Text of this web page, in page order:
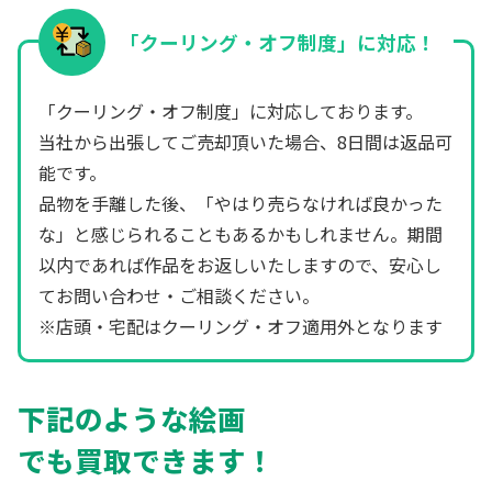
「クーリング・オフ制度」に対応！
「クーリング・オフ制度」に対応しております。
当社から出張してご売却頂いた場合、8日間は返品可
能です。
品物を手離した後、「やはり売らなければ良かった
な」と感じられることもあるかもしれません。期間
以内であれば作品をお返しいたしますので、安心し
てお問い合わせ・ご相談ください。
※店頭・宅配はクーリング・オフ適用外となります
下記のような絵画
でも買取できます！